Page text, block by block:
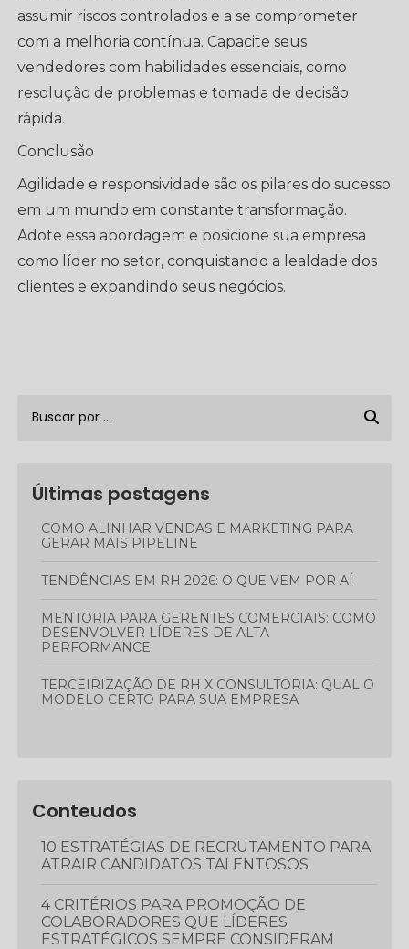
assumir riscos controlados e a se comprometer
com a melhoria contínua. Capacite seus
vendedores com habilidades essenciais, como
resolução de problemas e tomada de decisão
rápida.
Conclusão
Agilidade e responsividade são os pilares do sucesso
em um mundo em constante transformação.
Adote essa abordagem e posicione sua empresa
como líder no setor, conquistando a lealdade dos
clientes e expandindo seus negócios.
Últimas postagens
COMO ALINHAR VENDAS E MARKETING PARA
GERAR MAIS PIPELINE
TENDÊNCIAS EM RH 2026: O QUE VEM POR AÍ
MENTORIA PARA GERENTES COMERCIAIS: COMO
DESENVOLVER LÍDERES DE ALTA
PERFORMANCE
TERCEIRIZAÇÃO DE RH X CONSULTORIA: QUAL O
MODELO CERTO PARA SUA EMPRESA
Conteudos
10 ESTRATÉGIAS DE RECRUTAMENTO PARA
ATRAIR CANDIDATOS TALENTOSOS
4 CRITÉRIOS PARA PROMOÇÃO DE
COLABORADORES QUE LÍDERES
ESTRATÉGICOS SEMPRE CONSIDERAM